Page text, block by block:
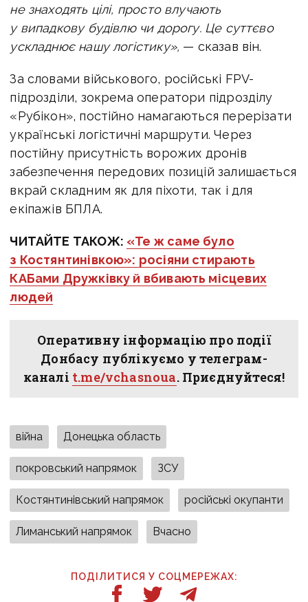
не знаходять цілі, просто влучають
у випадкову будівлю чи дорогу. Це суттєво
ускладнює нашу логістику», — сказав він.
За словами військового, російські FPV-
підрозділи, зокрема оператори підрозділу
«Рубікон», постійно намагаються перерізати
українські логістичні маршрути. Через
постійну присутність ворожих дронів
забезпечення передових позицій залишається
вкрай складним як для піхоти, так і для
екіпажів БПЛА.
ЧИТАЙТЕ ТАКОЖ: «Те ж саме було
з Костянтинівкою»: росіяни стирають
КАБами Дружківку й вбивають місцевих
людей
Оперативну інформацію про події
Донбасу публікуємо у телеграм-
каналі t.me/vchasnoua. Приєднуйтеся!
війна Донецька область
покровський напрямок ЗСУ
Костянтинівський напрямок російські окупанти
Лиманський напрямок Вчасно
ПОДІЛИТИСЯ У СОЦМЕРЕЖАХ: